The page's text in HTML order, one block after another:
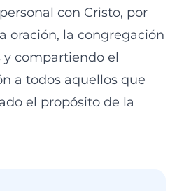
con Cristo, por
oración, la congregación
compartiendo el
a todos aquellos que
el propósito de la